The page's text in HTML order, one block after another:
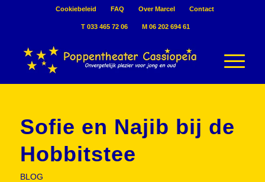
Cookiebeleid FAQ Over Marcel Contact
T 033 465 72 06 M 06 202 694 61
Sofie en Najib bij de
Hobbitstee
BLOG